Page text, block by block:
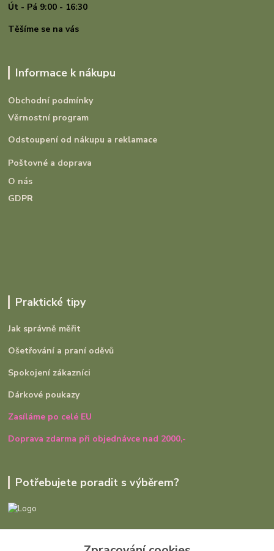
Út - Pá 9:00 - 16:30
Těšíme se na vás
Informace k nákupu
Obchodní podmínky
Věrnostní program
Odstoupení od nákupu a reklamace
Poštovné a doprava
O nás
GDPR
Praktické tipy
Jak správně měřit
Ošetřování a praní oděvů
Spokojení zákazníci
Dárkové poukazy
Zasíláme po celé EU
Doprava zdarma při objednávce nad 2000,-
Potřebujete poradit s výběrem?